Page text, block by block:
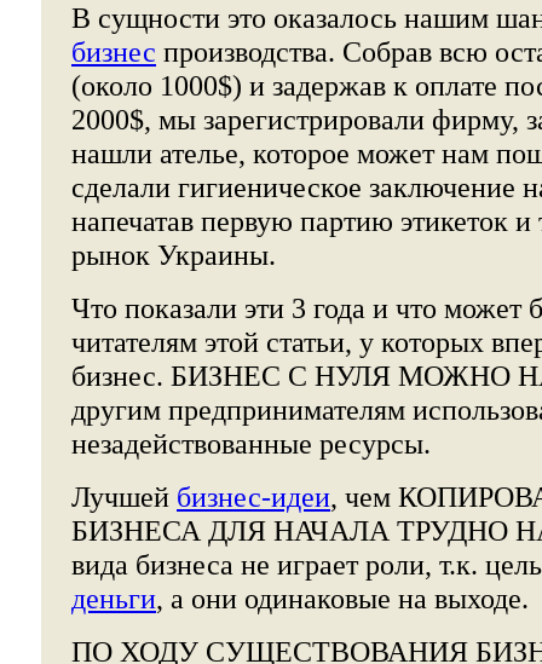
В сущности это оказалось нашим
бизнес производства. Собрав всю
(около 1000$) и задержав к оплате
2000$, мы зарегистрировали фирму,
нашли ателье, которое может нам
сделали гигиеническое заключение
напечатав первую партию этикеток
рынок Украины.
Что показали эти 3 года и что
читателям этой статьи, у которых
бизнес. БИЗНЕС С НУЛЯ МОЖНО
другим предпринимателям
незадействованные ресурсы.
Лучшей бизнес-идеи, чем
БИЗНЕСА ДЛЯ НАЧАЛА ТРУДНО
вида бизнеса не играет роли, т.к.
деньги, а они одинаковые на выходе.
ПО ХОДУ СУЩЕСТВОВАНИЯ